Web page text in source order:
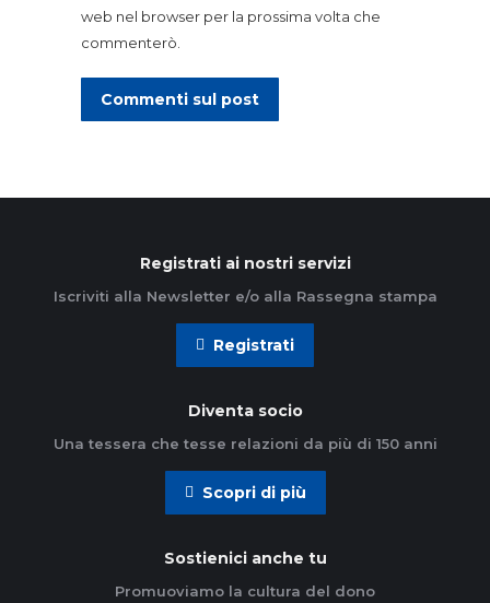
web nel browser per la prossima volta che
commenterò.
Commenti sul post
Registrati ai nostri servizi
Iscriviti alla Newsletter e/o alla Rassegna stampa
Registrati
Diventa socio
Una tessera che tesse relazioni da più di 150 anni
Scopri di più
Sostienici anche tu
Promuoviamo la cultura del dono